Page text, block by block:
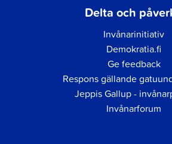
Delta och
Invånarinitiativ
Demokratia.fi
Ge feedback
Respons gällande
Jeppis Gallup -
Invånarforum